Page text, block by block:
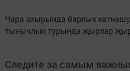
Чара ахырында барлык
тынычлык турында җырлар
Следите за самым